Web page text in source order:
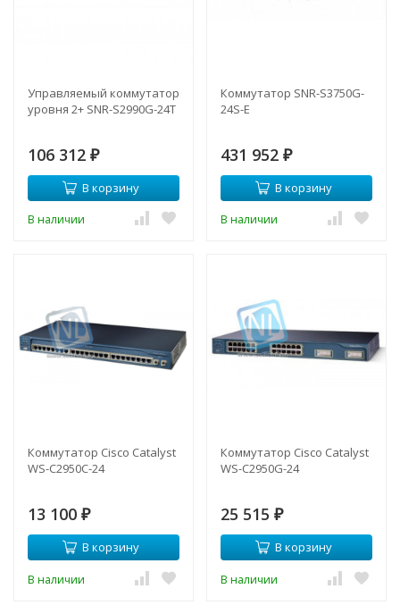
Управляемый коммутатор
уровня 2+ SNR-S2990G-24T
106 312 ₽
В корзину
В наличии
Коммутатор SNR-S3750G-
24S-E
431 952 ₽
В корзину
В наличии
Коммутатор Cisco Catalyst
WS-C2950C-24
13 100 ₽
В корзину
В наличии
Коммутатор Cisco Catalyst
WS-C2950G-24
25 515 ₽
В корзину
В наличии